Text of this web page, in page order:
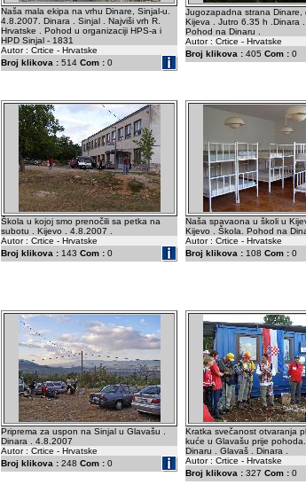
Naša mala ekipa na vrhu Dinare, Sinjal-u.
4.8.2007. Dinara . Sinjal . Najviši vrh R.
Hrvatske . Pohod u organizaciji HPS-a i
HPD Sinjal - 1831
Autor : Crtice - Hrvatske
Broj klikova : 514 Com : 0
Jugozapadna strana Dinare,
Kijeva . Jutro 6.35 h .Dinara .
Pohod na Dinaru .
Autor : Crtice - Hrvatske
Broj klikova : 405 Com : 0
Škola u kojoj smo prenočili sa petka na
subotu . Kijevo . 4.8.2007 .
Autor : Crtice - Hrvatske
Broj klikova : 143 Com : 0
Naša spavaona u školi u
Kijevo . Škola. Pohod na
Autor : Crtice - Hrvatske
Broj klikova : 108 Com : 0
Priprema za uspon na Sinjal u Glavašu .
Dinara . 4.8.2007
Autor : Crtice - Hrvatske
Broj klikova : 248 Com : 0
Kratka svečanost otvaranja
kuće u Glavašu prije
Dinaru . Glavaš . Dinara .
Autor : Crtice - Hrvatske
Broj klikova : 327 Com : 0